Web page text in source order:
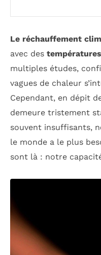
Le réchauffement
avec des
multiples études,
vagues de chaleur
Cependant, en dépit
demeure tristement
souvent insuffisants,
le monde a le plus
sont là : notre